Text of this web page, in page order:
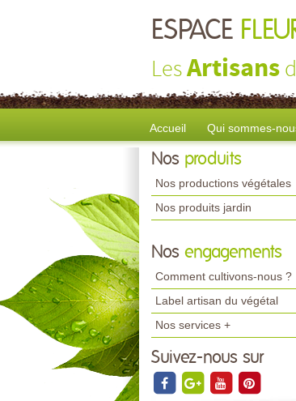
ESPACE
LesArtisans
Accueil Qui sommes-
Nos produits
Nos productions végétales
Nos produits jardin
Nos engagements
Comment cultivons-nous ?
Label artisan du végétal
Nos services +
Suivez-nous sur